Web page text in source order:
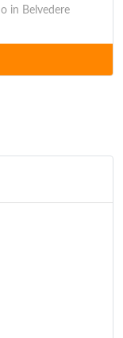
in Belvedere